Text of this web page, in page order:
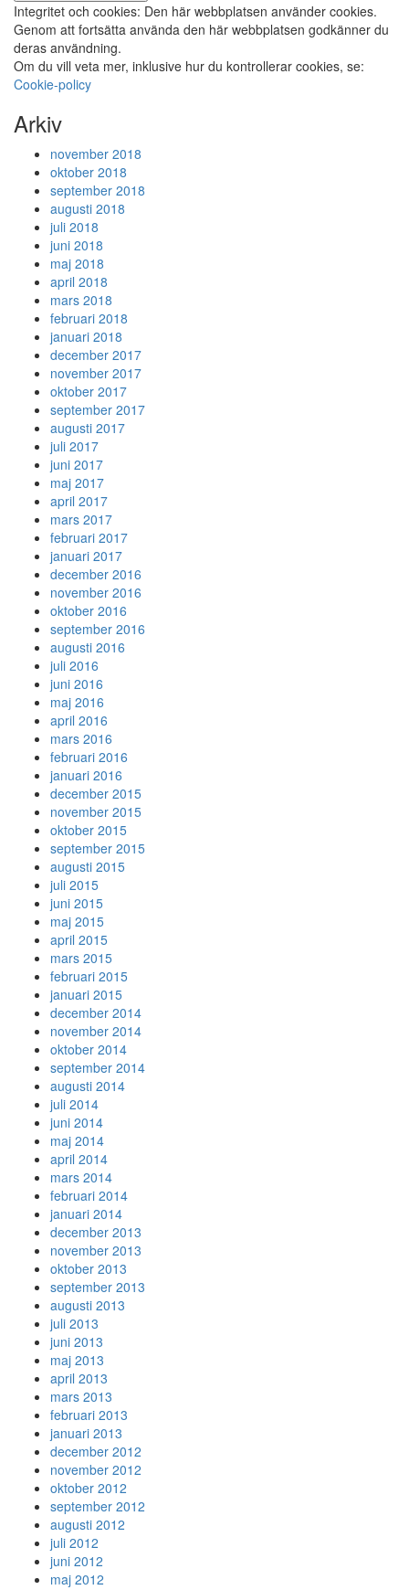
Integritet och cookies: Den här webbplatsen använder cookies.
Genom att fortsätta använda den här webbplatsen godkänner du
deras användning.
Om du vill veta mer, inklusive hur du kontrollerar cookies, se:
Cookie-policy
Arkiv
november 2018
oktober 2018
september 2018
augusti 2018
juli 2018
juni 2018
maj 2018
april 2018
mars 2018
februari 2018
januari 2018
december 2017
november 2017
oktober 2017
september 2017
augusti 2017
juli 2017
juni 2017
maj 2017
april 2017
mars 2017
februari 2017
januari 2017
december 2016
november 2016
oktober 2016
september 2016
augusti 2016
juli 2016
juni 2016
maj 2016
april 2016
mars 2016
februari 2016
januari 2016
december 2015
november 2015
oktober 2015
september 2015
augusti 2015
juli 2015
juni 2015
maj 2015
april 2015
mars 2015
februari 2015
januari 2015
december 2014
november 2014
oktober 2014
september 2014
augusti 2014
juli 2014
juni 2014
maj 2014
april 2014
mars 2014
februari 2014
januari 2014
december 2013
november 2013
oktober 2013
september 2013
augusti 2013
juli 2013
juni 2013
maj 2013
april 2013
mars 2013
februari 2013
januari 2013
december 2012
november 2012
oktober 2012
september 2012
augusti 2012
juli 2012
juni 2012
maj 2012